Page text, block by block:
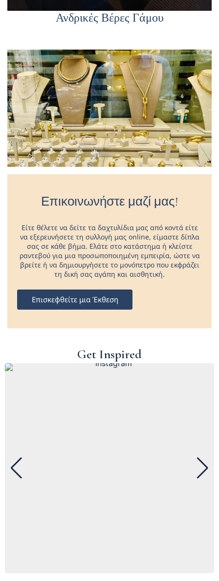
Ανδρικές Βέρες Γάμου
Επικοινωνήστε μαζί μας!
Είτε θέλετε να δείτε τα δαχτυλίδια μας από κοντά είτε
να εξερευνήσετε τη συλλογή μας online, είμαστε δίπλα
σας σε κάθε βήμα. Ελάτε στο κατάστημα ή κλείστε
ραντεβού για μια προσωποποιημένη εμπειρία, ώστε να
βρείτε ή να δημιουργήσετε το μονόπετρο που εκφράζει
τη δική σας αγάπη και αισθητική.
Επισκεφθείτε μια Έκθεση
Get Inspired